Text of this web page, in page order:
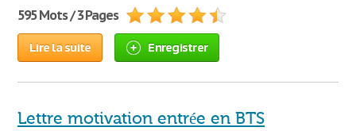
595 Mots / 3 Pages
Lire la suite Enregistrer
Lettre motivation entrée en BTS